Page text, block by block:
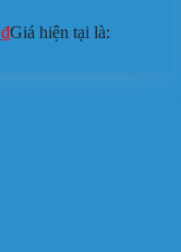
₫Giá hiện tại là: